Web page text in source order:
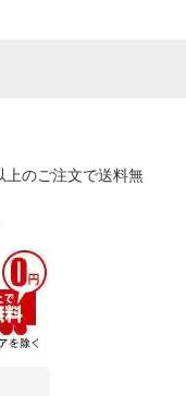
上のご注文で送料無